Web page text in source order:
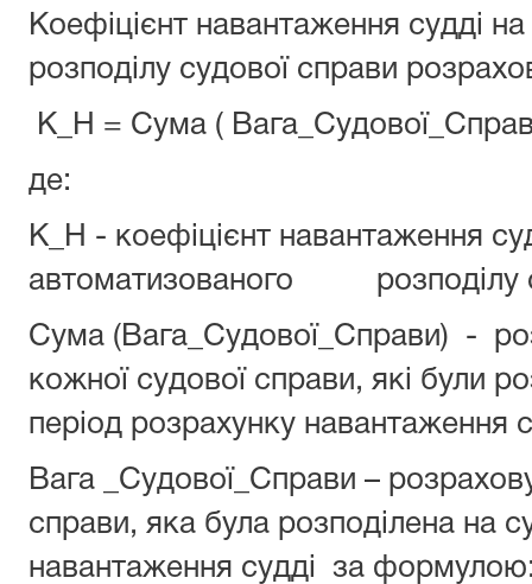
Коефіцієнт навантаження судді
розподілу судової справи
К_Н = Сума (
де:
К_Н - коефіцієнт навантаження
автоматизованого розподілу
Сума (Вага_Судової_Справи) -
кожної судової справи, які були
період розрахунку навантаження
Вага _Судової_Справи –
справи, яка була розподілена на
навантаження судді за